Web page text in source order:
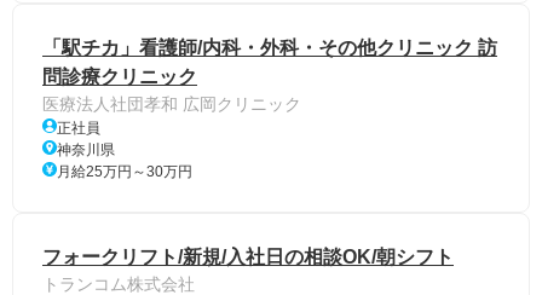
「駅チカ」看護師/内科・外科・その他クリニック 訪
問診療クリニック
医療法人社団孝和 広岡クリニック
正社員
神奈川県
月給25万円～30万円
フォークリフト/新規/入社日の相談OK/朝シフト
トランコム株式会社